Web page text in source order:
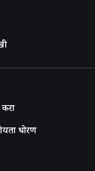
धोरण